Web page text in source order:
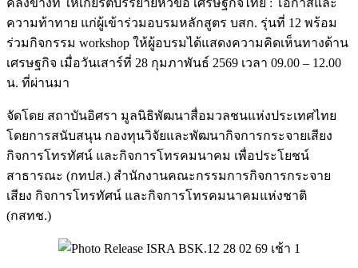
ความท้าทาย แก่ผู้เข้าร่วมอบรมหลักสูตร บสก. รุ่นที่ 12 พร้อม
ร่วมกิจกรรม workshop ให้ผู้อบรมได้แสดงความคิดเห็นทางด้าน
เศรษฐกิจ เมื่อวันเสาร์ที่ 28 กุมภาพันธ์ 2569 เวลา 09.00 – 12.00
น. ที่ผ่านมา
จัดโดย สถาบันอิศรา มูลนิธิพัฒนาสื่อมวลชนแห่งประเทศไทย
โดยการสนับสนุน กองทุนวิจัยและพัฒนากิจการกระจายเสียง
กิจการโทรทัศน์ และกิจการโทรคมนาคม เพื่อประโยชน์
สาธารณะ (กทปส.) สำนักงานคณะกรรมการกิจการกระจาย
เสียง กิจการโทรทัศน์ และกิจการโทรคมนาคมแห่งชาติ
(กสทช.)